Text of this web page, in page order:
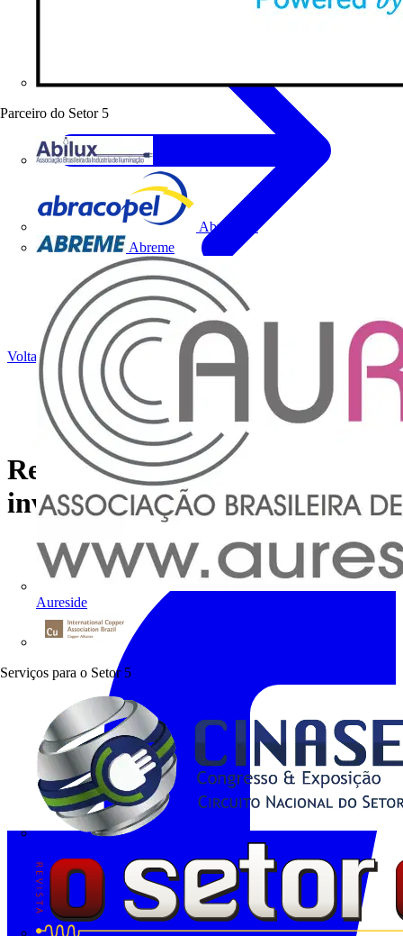
Parceiro do Setor 5
Abracopel
Abreme
Aureside
Serviços para o Setor 5
Voltar para Notícias
Revisão da norma de
invólucros vazios